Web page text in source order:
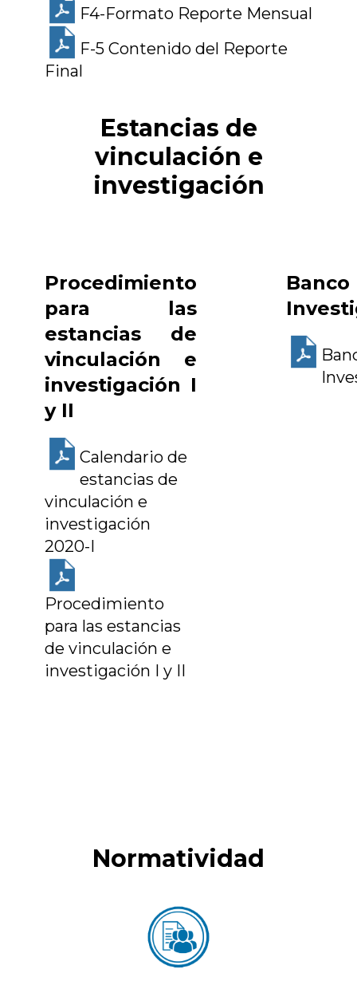
F4-Formato Reporte Mensual
F-5 Contenido del Reporte
Final
Estancias de
vinculación e
investigación
Procedimiento
para las
estancias de
vinculación e
investigación I
y II
Calendario de
estancias de
vinculación e
investigación
2020-I
Procedimiento
para las estancias
de vinculación e
investigación I y II
Normatividad